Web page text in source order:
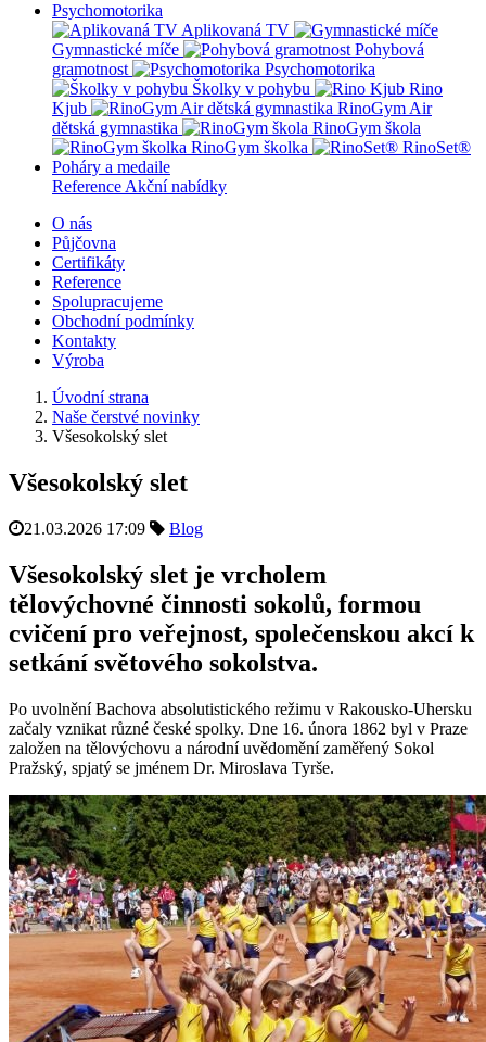
Psychomotorika
Aplikovaná TV
Gymnastické míče
Pohybová
gramotnost
Psychomotorika
Školky v pohybu
Rino
Kjub
RinoGym Air
dětská gymnastika
RinoGym škola
RinoGym školka
RinoSet®
Poháry a medaile
Reference Akční nabídky
O nás
Půjčovna
Certifikáty
Reference
Spolupracujeme
Obchodní podmínky
Kontakty
Výroba
Úvodní strana
Naše čerstvé novinky
Všesokolský slet
Všesokolský slet
21.03.2026 17:09 Blog
Všesokolský slet je vrcholem
tělovýchovné činnosti sokolů, formou
cvičení pro veřejnost, společenskou akcí k
setkání světového sokolstva.
Po uvolnění Bachova absolutistického režimu v Rakousko-Uhersku
začaly vznikat různé české spolky. Dne 16. února 1862 byl v Praze
založen na tělovýchovu a národní uvědomění zaměřený Sokol
Pražský, spjatý se jménem Dr. Miroslava Tyrše.